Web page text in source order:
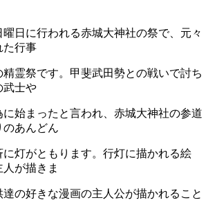
日に行われる赤城大神社の祭で、元々
た行事
霊祭です。甲斐武田勢との戦いで討ち
武士や
始まったと言われ、赤城大神社の参道
のあんどん
灯がともります。行灯に描かれる絵
が描きま
達の好きな漫画の主人公が描かれること